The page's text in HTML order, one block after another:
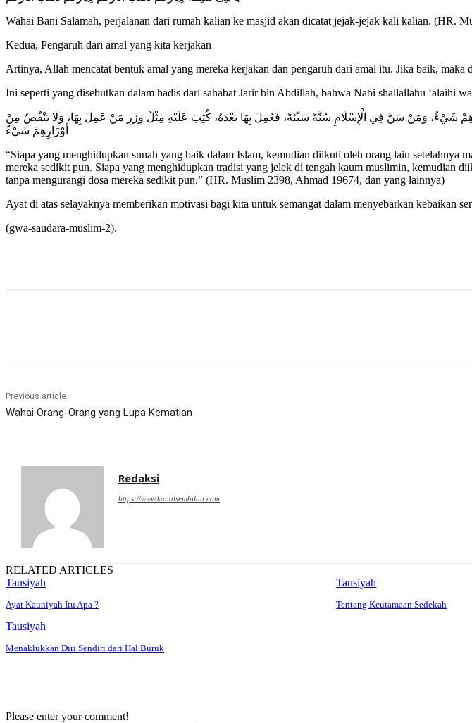
Wahai Bani Salamah, perjalanan dari rumah kalian ke masjid akan dicatat jejak-jejak kali kalian. (HR.
Kedua, Pengaruh dari amal yang kita kerjakan
Artinya, Allah mencatat bentuk amal yang mereka kerjakan dan pengaruh dari amal itu. Jika baik,
Ini seperti yang disebutkan dalam hadis dari sahabat Jarir bin Abdillah, bahwa Nabi shallallahu ‘alaihi
شَيْءٌ، وَمَنْ سَنَّ فِي الْإِسْلَامِ سُنَّةً سَيِّئَةً، فَعُمِلَ بِهَا بَعْدَهُ، كُتِبَ عَلَيْهِ مِثْلُ وِزْرِ مَنْ عَمِلَ بِهَا، وَلَا يَنْقُصُ مِنْ
أَوْزَارِهِمْ شَيْءٌ
“Siapa yang menghidupkan sunah yang baik dalam Islam, kemudian diikuti oleh orang lain setelahnya
mereka sedikit pun. Siapa yang menghidupkan tradisi yang jelek di tengah kaum muslimin, kemudian
tanpa mengurangi dosa mereka sedikit pun.” (HR. Muslim 2398, Ahmad 19674, dan yang lainnya)
Ayat di atas selayaknya memberikan motivasi bagi kita untuk semangat dalam menyebarkan kebaikan
(gwa-saudara-muslim-2).
Previous article
Wahai Orang-Orang yang Lupa Kematian
Redaksi
https://www.kanalsembilan.com
RELATED ARTICLES
Tausiyah
Ayat Kauniyah Itu Apa ?
Tausiyah
Tentang Keutamaan Sedekah
Tausiyah
Menaklukkan Diri Sendiri dari Hal Buruk
Please enter your comment!